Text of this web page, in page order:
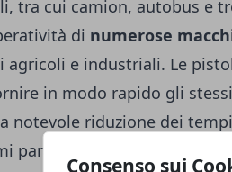
Consenso sui
tra cui camion, autobus e
di numerose
agricoli e industriali. Le
in modo rapido gli
notevole riduzione dei
paragrafi, cosa serve